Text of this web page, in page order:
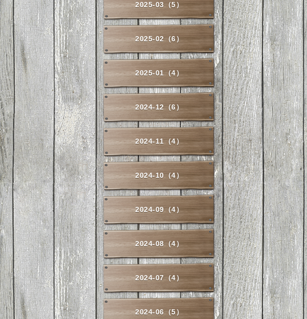
2025-03（5）
2025-02（6）
2025-01（4）
2024-12（6）
2024-11（4）
2024-10（4）
2024-09（4）
2024-08（4）
2024-07（4）
2024-06（5）